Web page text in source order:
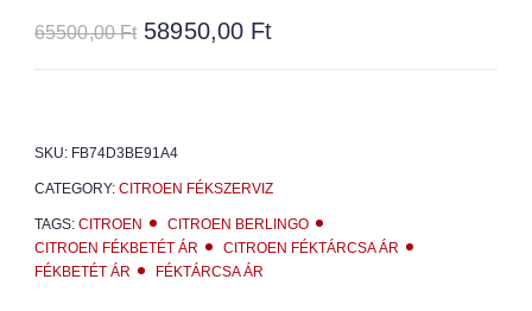
65500,00Ft 58950,00 Ft
SKU: FB74D3BE91A4
CATEGORY: CITROEN FÉKSZERVIZ
TAGS: CITROEN
CITROEN BERLINGO
CITROEN FÉKBETÉT ÁR
CITROEN FÉKTÁRCSA ÁR
FÉKBETÉT ÁR
FÉKTÁRCSA ÁR